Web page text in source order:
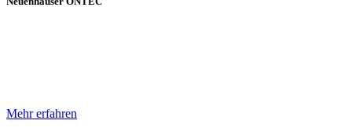
Mehr erfahren